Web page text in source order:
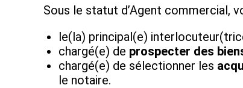
Sous le statut d’Agent commercial,
le(la) principal(e)
chargé(e) de prospecter des
chargé(e) de sélectionner les
le notaire.